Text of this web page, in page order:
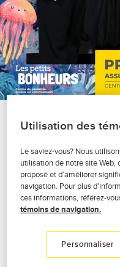
Le 7 mai dernier, nous
mission. Celle des
pédiatrie sociale en
L'organisme soutient
communauté avec
des causes qui font
collectivité. Et le bien-
Utilisation des
Le saviez-vous? Nous
utilisation de notre site Web,
proposé et d’améliorer
navigation. Pour plus
ces informations, référez-
témoins de navigation.
Personnaliser